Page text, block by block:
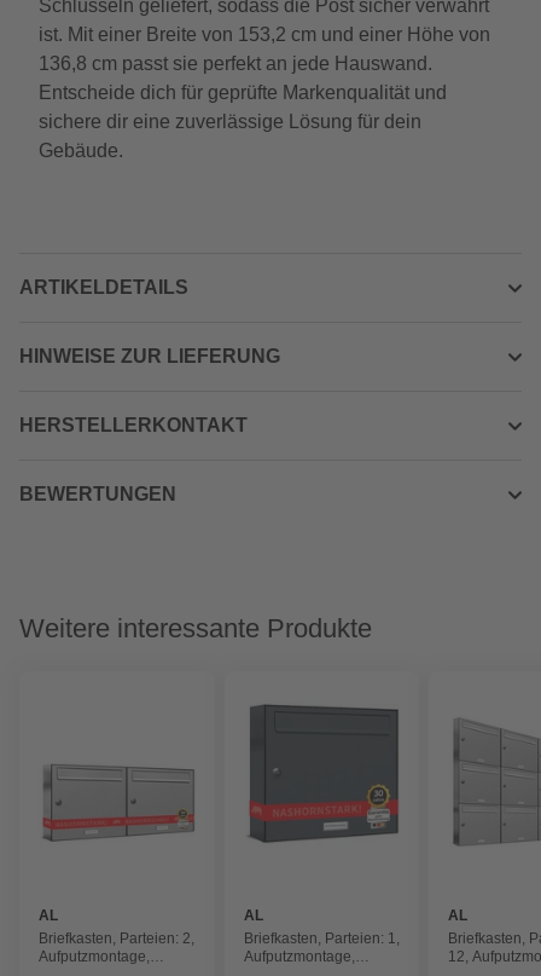
Schlüsseln geliefert, sodass die Post sicher verwahrt
ist. Mit einer Breite von 153,2 cm und einer Höhe von
136,8 cm passt sie perfekt an jede Hauswand.
Entscheide dich für geprüfte Markenqualität und
sichere dir eine zuverlässige Lösung für dein
Gebäude.
ARTIKELDETAILS
HINWEISE ZUR LIEFERUNG
HERSTELLERKONTAKT
BEWERTUNGEN
Weitere interessante Produkte
AL
BRIEFKASTENSYSTEME
Briefkasten, Parteien: 2,
Aufputzmontage,
AL
BRIEFKASTENSYSTEME
Briefkasten, Parteien: 1,
Aufputzmontage,
AL
Briefkasten,
12,